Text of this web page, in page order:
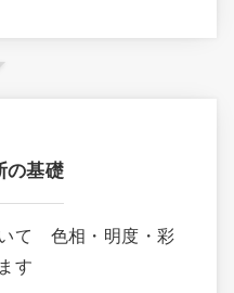
の基礎
て 色相・明度・彩
す